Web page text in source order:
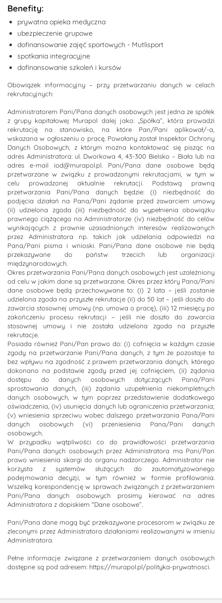
Benefity:
prywatna opieka medyczna
ubezpieczenie grupowe
dofinansowanie zajęć sportowych - Mutlisport
spotkania integracyjne
dofinansowanie szkoleń i kursów
Obowiązek informacyjny – przy przetwarzaniu danych w celach
rekrutacyjnych:
Administratorem Pani/Pana danych osobowych jest jedna ze spółek
z grupy kapitałowej Murapol dalej jako: „Spółka”, która prowadzi
rekrutację na stanowisko, na które Pan/Pani aplikował/-a,
wskazana w ogłoszeniu o pracę. Powołany został Inspektor Ochrony
Danych Osobowych, z którym można kontaktować się pisząc na
adres Administratora: ul. Dworkowa 4, 43-300 Bielsko – Biała lub na
adres e-mail iod@murapol.pl. Pani/Pana dane osobowe będą
przetwarzane w związku z prowadzonymi rekrutacjami, w tym w
celu prowadzonej aktualnie rekrutacji. Podstawą prawną
przetwarzania Pani/Pana danych będzie: (i) niezbędność do
podjęcia działań na Pana/Pani żądanie przed zawarciem umowy
(ii) udzielona zgoda (iii) niezbędność do wypełnienia obowiązku
prawnego ciążącego na Administratorze (iv) niezbędność do celów
wynikających z prawnie uzasadnionych interesów realizowanych
przez Administratora np. takich jak udzielania odpowiedzi na
Pana/Pani pisma i wnioski. Pani/Pana dane osobowe nie będą
przekazywane do państw trzecich lub organizacji
międzynarodowych.
Okres przetwarzania Pani/Pana danych osobowych jest uzależniony
od celu w jakim dane są przetwarzane. Okres przez który Pana/Pani
dane osobowe będą przechowywane to: (i) 2 lata – jeśli zostanie
udzielona zgoda na przyszłe rekrutacje (ii) do 50 lat – jeśli doszło do
zawarcia stosownej umowy (np. umowa o pracę), (iii) 12 miesięcy po
zakończeniu procesu rekrutacji – jeśli nie doszło do zawarcia
stosownej umowy i nie została udzielona zgoda na przyszłe
rekrutacje.
Posiada również Pani/Pan prawo do: (i) cofnięcia w każdym czasie
zgody na przetwarzanie Pani/Pana danych, z tym że pozostaje to
bez wpływu na zgodność z prawem przetwarzania danych, którego
dokonano na podstawie zgody przed jej cofnięciem, (ii) żądania
dostępu do danych osobowych dotyczących Pana/Pani
sprostowania danych, (iii) żądania uzupełnienia niekompletnych
danych osobowych, w tym poprzez przedstawienie dodatkowego
oświadczenia, (iv) usunięcia danych lub ograniczenia przetwarzania;
(v) wniesienia sprzeciwu wobec dalszego przetwarzania Pana/Pani
danych osobowych (vi) przeniesienia Pana/Pani danych
osobowych.
W przypadku wątpliwości co do prawidłowości przetwarzania
Pani/Pana danych osobowych przez Administratora ma Pani/Pan
prawo wniesienia skargi do organu nadzorczego. Administrator nie
korzysta z systemów służących do zautomatyzowanego
podejmowania decyzji, w tym również w formie profilowania.
Wszelką korespondencję w sprawach związanych z przetwarzaniem
Pani/Pana danych osobowych prosimy kierować na adres
Administratora z dopiskiem "Dane osobowe”.
Pani/Pana dane mogą być przekazywane procesorom w związku ze
zleconymi przez Administratora działaniami realizowanymi w imieniu
Administratora.
Pełne informacje związane z przetwarzaniem danych osobowych
dostępne są pod adresem: https://murapol.pl/polityka-prywatnosci.